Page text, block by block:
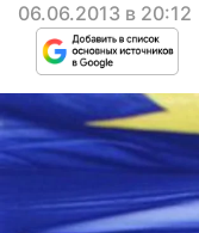
06.06.2013 в 20:12